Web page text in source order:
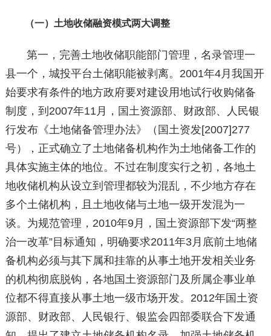
（一）土地收储融资模式两大调整
第一，完善土地收储职能部门管理，名录管理一
县一个，城投平台土储职能被剥离。2001年4月我国开
始要求有条件的地方政府要对建设用地试行收购储备
制度，到2007年11月，国土资源部、财政部、人民银
行发布《土地储备管理办法》（国土资发[2007]277
号），正式确立了土地储备机构作为土地储备工作的
具体实施主体的地位。不过在制度实行之初，各地土
地收储机构从设立到管理都较为混乱，不少地方存在
多个土储机构，且土地收储与土地一级开发混为一
谈。为规范管理，2010年9月，国土资源部下发“两整
治一改革”目标通知，明确要求2011年3月底前土地储
备机构必须与其下属和挂靠的从事土地开发相关业务
的机构彻底脱钩，各地国土资源部门及所属企事业单
位都不得直接从事土地一级市场开发。2012年国土资
源部、财政部、人民银行、银监会四部委联合下发通